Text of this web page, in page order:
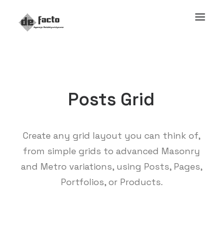
Posts Grid
Create any grid layout you can think of,
from simple grids to advanced Masonry
and Metro variations, using Posts, Pages,
Portfolios, or Products.